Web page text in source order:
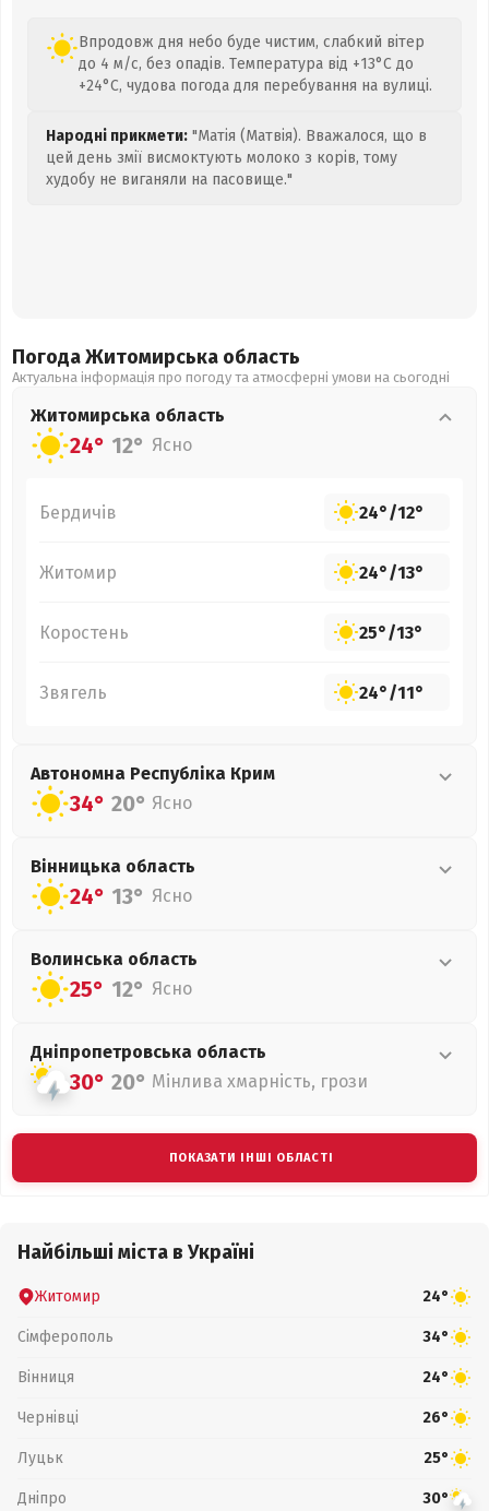
Впродовж дня небо буде чистим, слабкий вітер
до 4 м/с, без опадів. Температура від +13°C до
+24°C, чудова погода для перебування на вулиці.
Народні прикмети: "Матія (Матвія). Вважалося, що в
цей день змії висмоктують молоко з корів, тому
худобу не виганяли на пасовище."
Погода Житомирська область
Актуальна інформація про погоду та атмосферні умови на сьогодні
Житомирська область
24° 12° Ясно
Бердичів 24°/12°
Житомир 24°/13°
Коростень 25°/13°
Звягель 24°/11°
Автономна Республіка Крим
34° 20° Ясно
Вінницька область
24° 13° Ясно
Волинська область
25° 12° Ясно
Дніпропетровська область
30° 20° Мінлива хмарність, грози
ПОКАЗАТИ ІНШІ ОБЛАСТІ
Найбільші міста в Україні
Житомир 24°
Сімферополь 34°
Вінниця 24°
Чернівці 26°
Луцьк 25°
Дніпро 30°